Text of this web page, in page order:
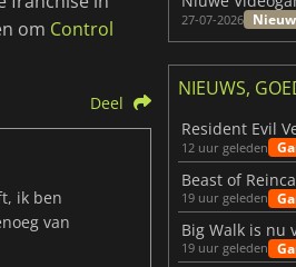
om Control
Deel
ik ben
van
27-07-2026
NIEUWS,
12 uur geleden
19 uur geleden
19 uur geleden